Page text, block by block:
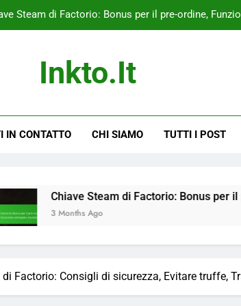
Steam di Factorio: Bonus per il pre-ordine,
Pacchetto promozionale di Factorio: Confronto con
Steam di Factorio: Bonus per il pre-ordine,
Pacchetto promozionale di Factorio: Confronto con
Inkto.it
IN CONTATTO CHI SIAMO TUTTI I POST
Steam di Factorio: Bonus per il pre-ordine,
Ago
di Factorio: Consigli di sicurezza, Evitare truffe,